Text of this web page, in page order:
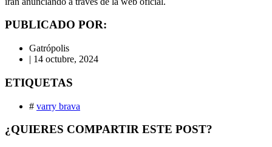
PUBLICADO POR:
Gatrópolis
| 14 octubre, 2024
ETIQUETAS
# varry brava
¿QUIERES COMPARTIR ESTE POST?